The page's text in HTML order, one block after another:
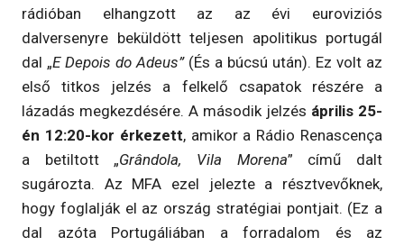
rádióban elhangzott az az évi euroviziós
dalversenyre beküldött teljesen apolitikus portugál
dal „E Depois do Adeus”(És a búcsú után). Ez volt az
első titkos jelzés a felkelő csapatok részére a
lázadás megkezdésére. A második jelzés április 25-
én 12:20-kor érkezett, amikor a Rádio Renascença
a betiltott „Grândola, Vila Morena” című dalt
sugározta. Az MFA ezel jelezte a résztvevőknek,
hogy foglalják el az ország stratégiai pontjait. (Ez a
dal azóta Portugáliában a forradalom és az